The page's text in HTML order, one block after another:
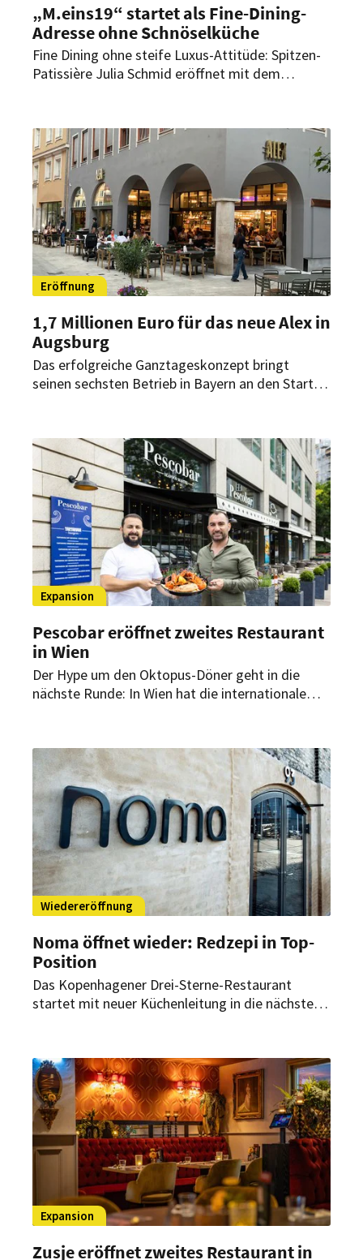
„M.eins19“ startet als Fine-Dining-
Adresse ohne Schnöselküche
Fine Dining ohne steife Luxus-Attitüde: Spitzen-
Patissière Julia Schmid eröffnet mit dem
fairen Preisen und monatlichen Gastkoch-
Events.
Eröffnung
1,7 Millionen Euro für das neue Alex in
Augsburg
Das erfolgreiche Ganztageskonzept bringt
seinen sechsten Betrieb in Bayern an den Start.
überdachte Außenfläche in zentraler
Innenstadtlage.
Expansion
Pescobar eröffnet zweites Restaurant
in Wien
Der Hype um den Oktopus-Döner geht in die
nächste Runde: In Wien hat die internationale
Döner-Varianten, Seafood-Gerichte und XXL-
Sharing-Platten auf der Karte.
Wiedereröffnung
Noma öffnet wieder: Redzepi in Top-
Position
Das Kopenhagener Drei-Sterne-Restaurant
startet mit neuer Küchenleitung in die nächste
Expansion
Zusje eröffnet zweites Restaurant in